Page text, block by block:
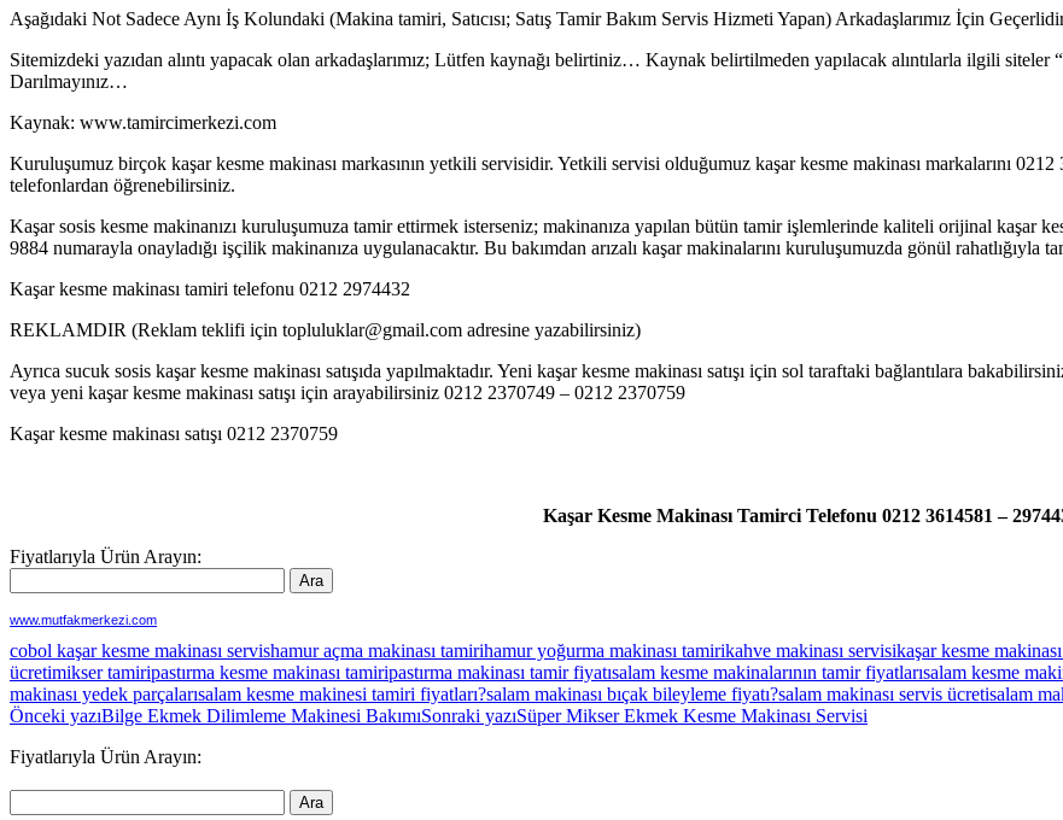
Aşağıdaki Not Sadece Aynı İş Kolundaki (Makina tamiri, Satıcısı; Satış Tamir Bakım Servis Hizmeti Yapan) Arkadaşlarımız İçin
Sitemizdeki yazıdan alıntı yapacak olan arkadaşlarımız; Lütfen kaynağı belirtiniz… Kaynak belirtilmeden yapılacak alıntılarla ilgili siteler
Darılmayınız…
Kaynak: www.tamircimerkezi.com
Kuruluşumuz birçok kaşar kesme makinası markasının yetkili servisidir. Yetkili servisi olduğumuz kaşar kesme makinası markalarını
telefonlardan öğrenebilirsiniz.
Kaşar sosis kesme makinanızı kuruluşumuza tamir ettirmek isterseniz; makinanıza yapılan bütün tamir işlemlerinde kaliteli orijinal kaşar
9884 numarayla onayladığı işçilik makinanıza uygulanacaktır. Bu bakımdan arızalı kaşar makinalarını kuruluşumuzda gönül rahatlığıyla
Kaşar kesme makinası tamiri telefonu 0212 2974432
REKLAMDIR (Reklam teklifi için topluluklar@gmail.com adresine yazabilirsiniz)
Ayrıca sucuk sosis kaşar kesme makinası satışıda yapılmaktadır. Yeni kaşar kesme makinası satışı için sol taraftaki bağlantılara
veya yeni kaşar kesme makinası satışı için arayabilirsiniz 0212 2370749 – 0212 2370759
Kaşar kesme makinası satışı 0212 2370759
Kaşar Kesme Makinası Tamirci Telefonu 0212 3614581 –
Fiyatlarıyla Ürün Arayın:
www.mutfakmerkezi.com
cobol kaşar kesme makinası servishamur açma makinası tamirihamur yoğurma makinası tamirikahve makinası servisikaşar kesme makinası
ücretimikser tamiripastırma kesme makinası tamiripastırma makinası tamir fiyatısalam kesme makinalarının tamir fiyatlarısalam kesme
makinası yedek parçalarısalam kesme makinesi tamiri fiyatları?salam makinası bıçak bileyleme fiyatı?salam makinası servis ücretisalam
Yazı
dolaşımı
Önceki yazıBilge Ekmek Dilimleme Makinesi BakımıSonraki yazıSüper Mikser Ekmek Kesme Makinası Servisi
Fiyatlarıyla Ürün Arayın: